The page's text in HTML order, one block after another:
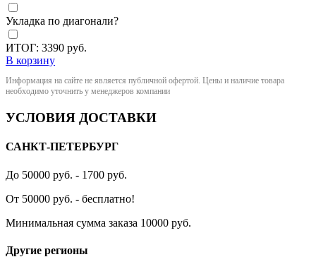
Укладка по диагонали?
ИТОГ: 3390 руб.
В корзину
Информация на сайте не является публичной офертой. Цены и наличие товара
необходимо уточнить у менеджеров компании
УСЛОВИЯ ДОСТАВКИ
САНКТ-ПЕТЕРБУРГ
До 50000 руб. - 1700 руб.
От 50000 руб. - бесплатно!
Минимальная сумма заказа 10000 руб.
Другие регионы